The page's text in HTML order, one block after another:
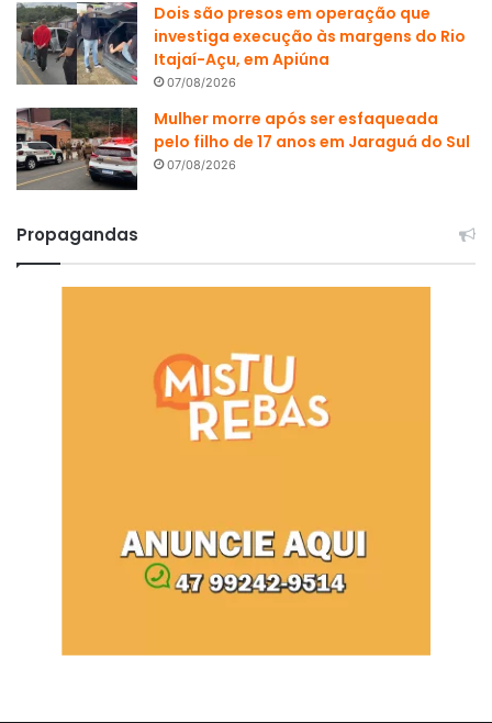
Dois são presos em operação que
investiga execução às margens do Rio
Itajaí-Açu, em Apiúna
07/08/2026
Mulher morre após ser esfaqueada
pelo filho de 17 anos em Jaraguá do Sul
07/08/2026
Propagandas